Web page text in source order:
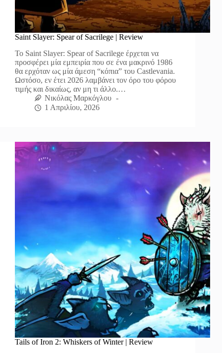
Saint Slayer: Spear of Sacrilege | Review
Το Saint Slayer: Spear of Sacrilege έρχεται να
προσφέρει μία εμπειρία που σε ένα μακρινό 1986
θα ερχόταν ως μία άμεση “κόπια” του Castlevania.
Ωστόσο, εν έτει 2026 λαμβάνει τον όρο του φόρου
τιμής και δικαίως, αν μη τι άλλο.…
Νικόλας Μαρκόγλου
1 Απριλίου, 2026
Tails of Iron 2: Whiskers of Winter | Review